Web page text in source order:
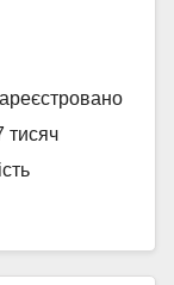
тисяч